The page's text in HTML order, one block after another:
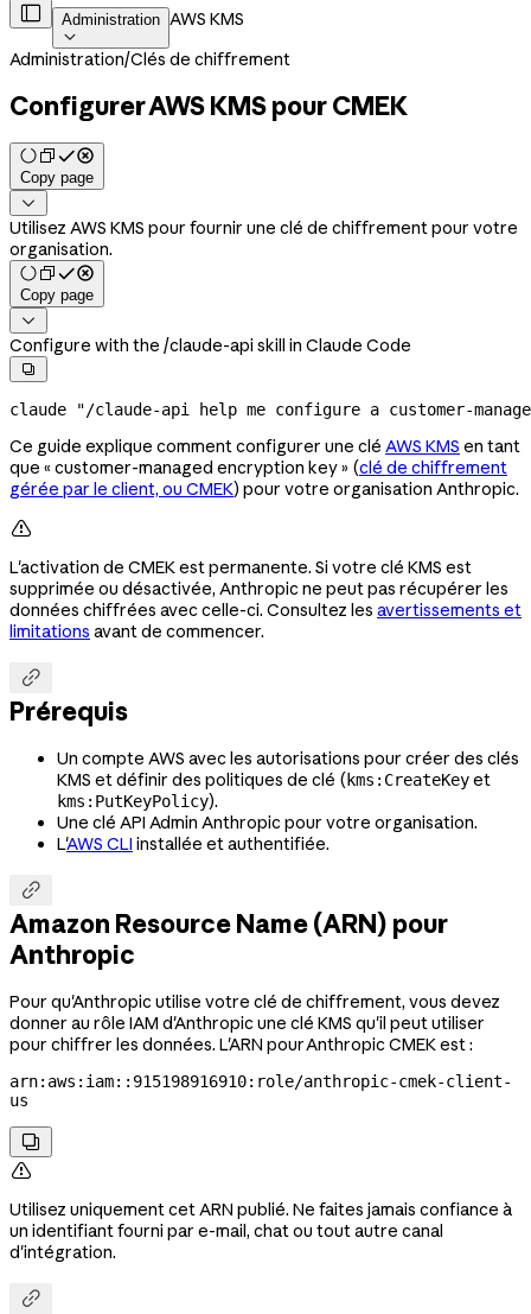
 Administration

AWS KMS
Administration/Clés de chiffrement
Configurer AWS KMS pour CMEK
Copy page

Utilisez AWS KMS pour fournir une clé de chiffrement pour votre
organisation.
Copy page

Configure with the /claude-api skill in Claude Code

claude "/claude-api help me configure a customer-
Ce guide explique comment configurer une clé AWS KMS en tant
que « customer-managed encryption key » (clé de chiffrement
gérée par le client, ou CMEK) pour votre organisation Anthropic.

L'activation de CMEK est permanente. Si votre clé KMS est
supprimée ou désactivée, Anthropic ne peut pas récupérer les
données chiffrées avec celle-ci. Consultez les avertissements et
limitations avant de commencer.

Prérequis
Un compte AWS avec les autorisations pour créer des clés
KMS et définir des politiques de clé (kms:CreateKeyet
kms:PutKeyPolicy).
Une clé API Admin Anthropic pour votre organisation.
L'AWS CLI installée et authentifiée.

Amazon Resource Name (ARN) pour
Anthropic
Pour qu'Anthropic utilise votre clé de chiffrement, vous devez
donner au rôle IAM d'Anthropic une clé KMS qu'il peut utiliser
pour chiffrer les données. L'ARN pour Anthropic CMEK est :
arn:aws:iam::915198916910:role/anthropic-cmek-client-
us


Utilisez uniquement cet ARN publié. Ne faites jamais confiance à
un identifiant fourni par e-mail, chat ou tout autre canal
d'intégration.
